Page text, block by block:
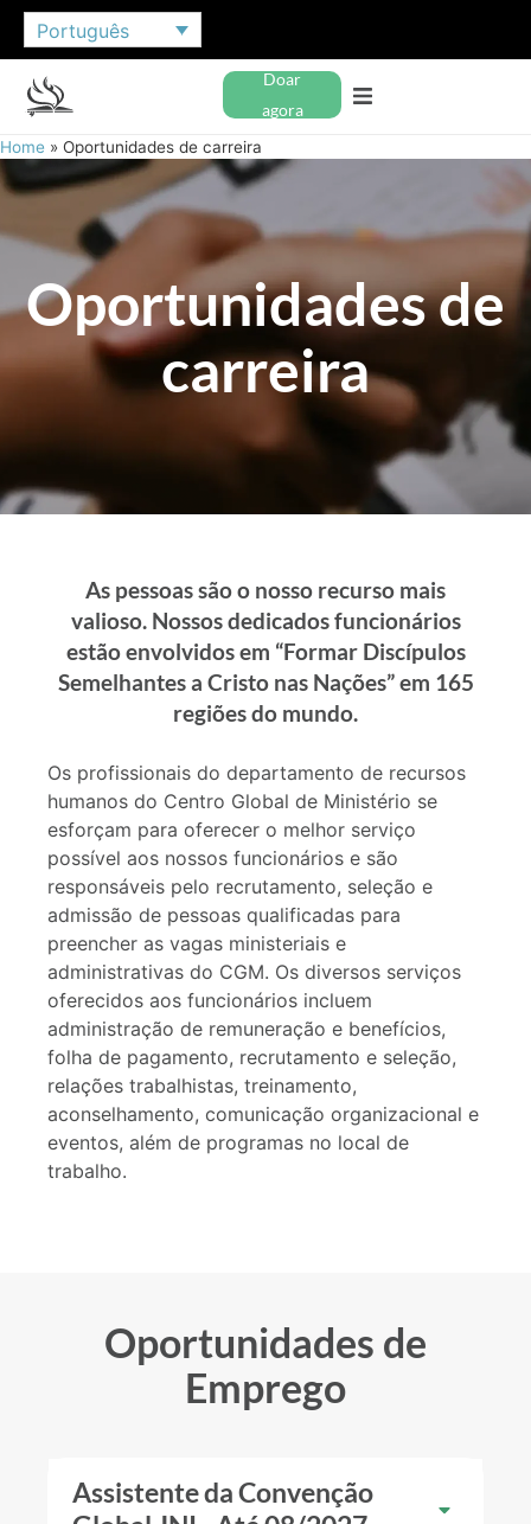
Português
Doar
agora
Home » Oportunidades de carreira
Oportunidades de
carreira
As pessoas são o nosso recurso mais
valioso. Nossos dedicados funcionários
estão envolvidos em “Formar Discípulos
Semelhantes a Cristo nas Nações” em 165
regiões do mundo.
Os profissionais do departamento de recursos
humanos do Centro Global de Ministério se
esforçam para oferecer o melhor serviço
possível aos nossos funcionários e são
responsáveis ​​pelo recrutamento, seleção e
admissão de pessoas qualificadas para
preencher as vagas ministeriais e
administrativas do CGM. Os diversos serviços
oferecidos aos funcionários incluem
administração de remuneração e benefícios,
folha de pagamento, recrutamento e seleção,
relações trabalhistas, treinamento,
aconselhamento, comunicação organizacional e
eventos, além de programas no local de
trabalho.
Oportunidades de
Emprego
Assistente da Convenção